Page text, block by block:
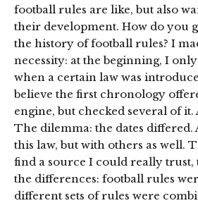
football rules are like, but also
their development. How do you
the history of football rules? I
necessity: at the beginning, I
when a certain law was
believe the first chronology
engine, but checked several of it.
The dilemma: the dates
this law, but with others as well.
find a source I could really trust,
the differences: football rules
different sets of rules were